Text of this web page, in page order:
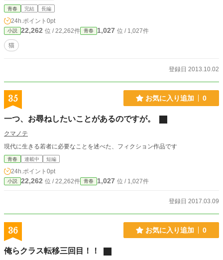
青春 完結 長編
24h.ポイント 0pt
小説 22,262 位 / 22,262件 青春 1,027 位 / 1,027件
猫
登録日 2013.10.02
35 お気に入り追加 0
一つ、お尋ねしたいことがあるのですが。
クマノテ
現代に生きる若者に必要なことを述べた、フィクション作品です
青春 連載中 短編
24h.ポイント 0pt
小説 22,262 位 / 22,262件 青春 1,027 位 / 1,027件
登録日 2017.03.09
36 お気に入り追加 0
俺らクラス転移三回目！！